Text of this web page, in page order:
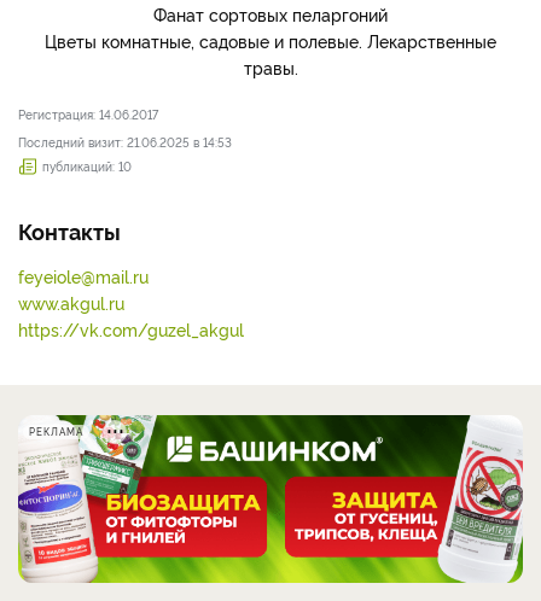
Фанат сортовых пеларгоний
Цветы комнатные, садовые и полевые. Лекарственные
травы.
Регистрация: 14.06.2017
Последний визит: 21.06.2025 в 14:53
публикаций: 10
Контакты
feyeiole@mail.ru
www.akgul.ru
https://vk.com/guzel_akgul
РЕКЛАМА